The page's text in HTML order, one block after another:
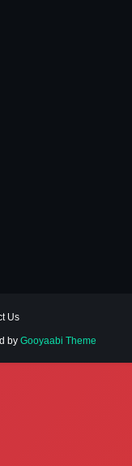
Us
by Gooyaabi Theme